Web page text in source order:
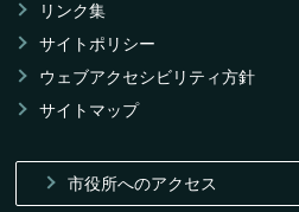
リンク集
サイトポリシー
ウェブアクセシビリティ方針
サイトマップ
市役所へのアクセス